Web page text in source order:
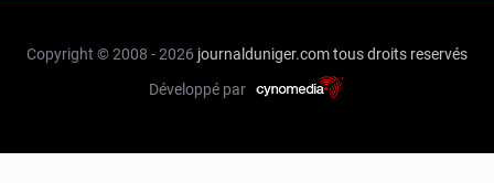
Copyright © 2008 - 2026 journalduniger.comtous droits reservés
Développé par